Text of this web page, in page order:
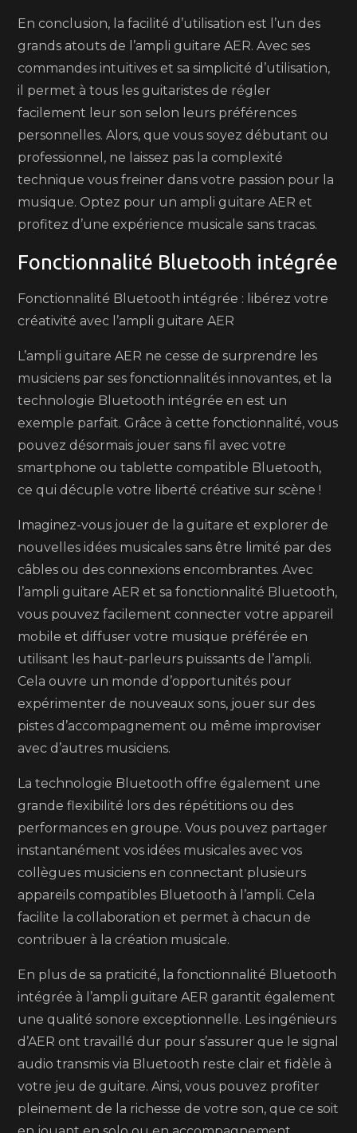
En conclusion, la facilité d’utilisation est l’un des
grands atouts de l’ampli guitare AER. Avec ses
commandes intuitives et sa simplicité d’utilisation,
il permet à tous les guitaristes de régler
facilement leur son selon leurs préférences
personnelles. Alors, que vous soyez débutant ou
professionnel, ne laissez pas la complexité
technique vous freiner dans votre passion pour la
musique. Optez pour un ampli guitare AER et
profitez d’une expérience musicale sans tracas.
Fonctionnalité Bluetooth intégrée
Fonctionnalité Bluetooth intégrée : libérez votre
créativité avec l’ampli guitare AER
L’ampli guitare AER ne cesse de surprendre les
musiciens par ses fonctionnalités innovantes, et la
technologie Bluetooth intégrée en est un
exemple parfait. Grâce à cette fonctionnalité, vous
pouvez désormais jouer sans fil avec votre
smartphone ou tablette compatible Bluetooth,
ce qui décuple votre liberté créative sur scène !
Imaginez-vous jouer de la guitare et explorer de
nouvelles idées musicales sans être limité par des
câbles ou des connexions encombrantes. Avec
l’ampli guitare AER et sa fonctionnalité Bluetooth,
vous pouvez facilement connecter votre appareil
mobile et diffuser votre musique préférée en
utilisant les haut-parleurs puissants de l’ampli.
Cela ouvre un monde d’opportunités pour
expérimenter de nouveaux sons, jouer sur des
pistes d’accompagnement ou même improviser
avec d’autres musiciens.
La technologie Bluetooth offre également une
grande flexibilité lors des répétitions ou des
performances en groupe. Vous pouvez partager
instantanément vos idées musicales avec vos
collègues musiciens en connectant plusieurs
appareils compatibles Bluetooth à l’ampli. Cela
facilite la collaboration et permet à chacun de
contribuer à la création musicale.
En plus de sa praticité, la fonctionnalité Bluetooth
intégrée à l’ampli guitare AER garantit également
une qualité sonore exceptionnelle. Les ingénieurs
d’AER ont travaillé dur pour s’assurer que le signal
audio transmis via Bluetooth reste clair et fidèle à
votre jeu de guitare. Ainsi, vous pouvez profiter
pleinement de la richesse de votre son, que ce soit